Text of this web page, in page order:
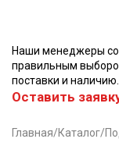
Наши менеджеры
правильным
поставки и наличию.
Оставить
Главная/Каталог/